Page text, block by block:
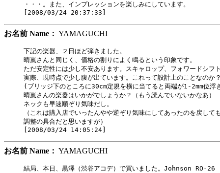
・・・。また、インプレッションを楽しみにしています。
お名前 Name： YAMAGUCHI
下記の楽器、２日ほど弾きました。
晴嵐さんと同じく、価格の割りによく鳴るという印象です。
ただ安定性には少し不安あります。スキャロップ、フォワードシフ
実際、現時点で少し腹が出ています。これって設計上のことなのか
(ブリッジ下のところに30cm定規を横に当てると両端が1-2mm位浮
晴嵐さんの楽器はいかがでしょうか？（もう読んでいないかなあ）
ネックも早速順ぞり気味だし。
（これは購入店でいったんやや逆ぞり気味にしてあったのを戻して
調整の具合だと思いますが）
お名前 Name： YAMAGUCHI
結局、本日、黒澤（渋谷アコデ）で買いました。Johnson RO-26